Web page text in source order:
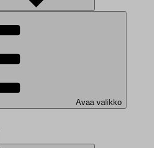
Avaa valikko